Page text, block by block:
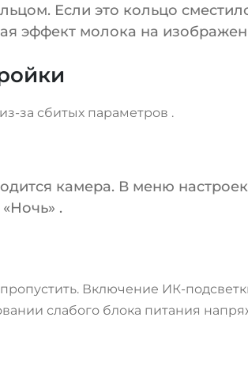
Если это кольцо
эффект молока на
за сбитых параметров .
камера. В меню
.
Включение ИК-
слабого блока питания